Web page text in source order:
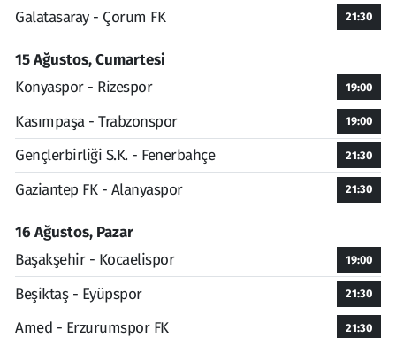
Galatasaray - Çorum FK
21:30
15 Ağustos, Cumartesi
Konyaspor - Rizespor
19:00
Kasımpaşa - Trabzonspor 19:00
Gençlerbirliği S.K. - Fenerbahçe 21:30
Gaziantep FK - Alanyaspor 21:30
16 Ağustos, Pazar
Başakşehir - Kocaelispor
19:00
Beşiktaş - Eyüpspor 21:30
Amed - Erzurumspor FK 21:30